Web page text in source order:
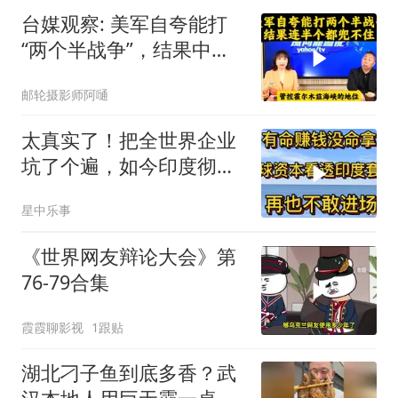
台媒观察: 美军自夸能打
“两个半战争”，结果中东
邮轮摄影师阿嗵
太真实了！把全世界企业
坑了个遍，如今印度彻底
星中乐事
《世界网友辩论大会》第
76-79合集
霞霞聊影视 1跟贴
湖北刁子鱼到底多香？武